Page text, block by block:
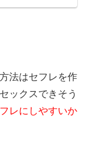
法はセフレを作
ックスできそう
フレにしやすいか